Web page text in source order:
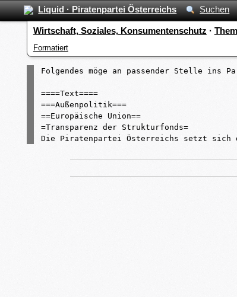
Liquid · Piratenpartei Österreichs Suchen
Wirtschaft, Soziales, Konsumentenschutz ·
Formatiert
Folgendes möge an passender Stelle ins
====Text====
===Außenpolitik===
==Europäische Union==
=Transparenz der Strukturfonds=
Die Piratenpartei Österreichs setzt sich